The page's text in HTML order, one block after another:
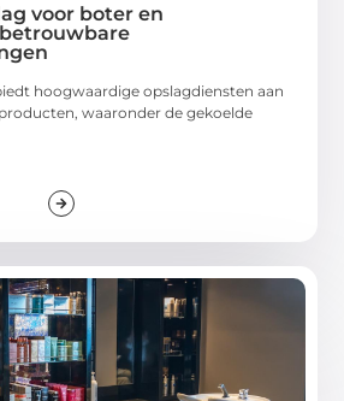
voor boter en
hoogwaardige opslagdiensten aan
waaronder de gekoelde